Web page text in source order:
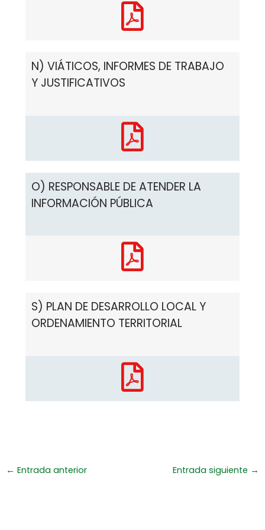
N) VIÁTICOS, INFORMES DE TRABAJO
Y JUSTIFICATIVOS
O) RESPONSABLE DE ATENDER LA
INFORMACIÓN PÚBLICA
S) PLAN DE DESARROLLO LOCAL Y
ORDENAMIENTO TERRITORIAL
← Entrada anterior Entrada siguiente →